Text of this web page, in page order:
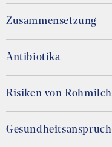
Zusammensetzung
Antibiotika
Risiken von Rohmilch
Gesundheitsanspruch